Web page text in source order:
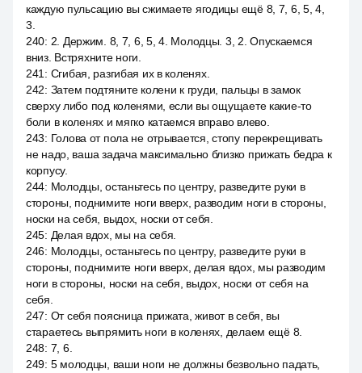
каждую пульсацию вы сжимаете ягодицы ещё 8, 7, 6, 5, 4,
3.
240: 2. Держим. 8, 7, 6, 5, 4. Молодцы. 3, 2. Опускаемся
вниз. Встряхните ноги.
241 : Сгибая, разгибая их в коленях.
242: Затем подтяните колени к груди, пальцы в замок
сверху либо под коленями, если вы ощущаете какие-то
боли в коленях и мягко катаемся вправо влево.
243: Голова от пола не отрывается, стопу перекрещивать
не надо, ваша задача максимально близко прижать бедра к
корпусу.
244: Молодцы, останьтесь по центру, разведите руки в
стороны, поднимите ноги вверх, разводим ноги в стороны,
носки на себя, выдох, носки от себя.
245: Делая вдох, мы на себя.
246: Молодцы, останьтесь по центру, разведите руки в
стороны, поднимите ноги вверх, делая вдох, мы разводим
ноги в стороны, носки на себя, выдох, носки от себя на
себя.
247: От себя поясница прижата, живот в себя, вы
стараетесь выпрямить ноги в коленях, делаем ещё 8.
248: 7, 6.
249: 5 молодцы, ваши ноги не должны безвольно падать,